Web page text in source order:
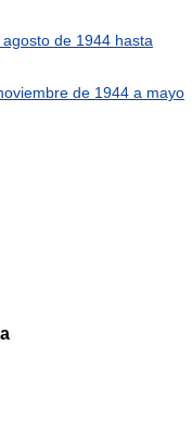
de 1944 hasta
de 1944 a mayo